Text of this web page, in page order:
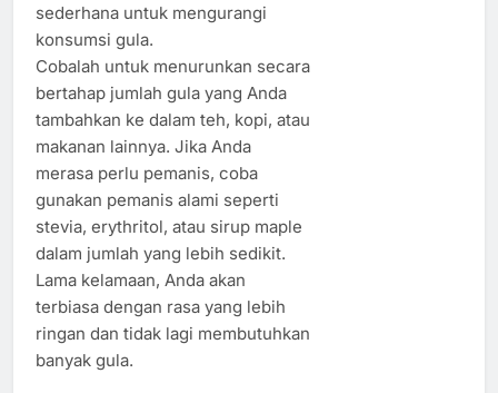
sederhana untuk mengurangi
konsumsi gula.
Cobalah untuk menurunkan secara
bertahap jumlah gula yang Anda
tambahkan ke dalam teh, kopi, atau
makanan lainnya. Jika Anda
merasa perlu pemanis, coba
gunakan pemanis alami seperti
stevia, erythritol, atau sirup maple
dalam jumlah yang lebih sedikit.
Lama kelamaan, Anda akan
terbiasa dengan rasa yang lebih
ringan dan tidak lagi membutuhkan
banyak gula.